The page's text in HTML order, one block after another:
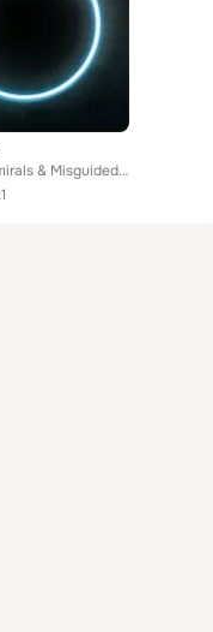
Bathtub Admirals & Misguided Missiles